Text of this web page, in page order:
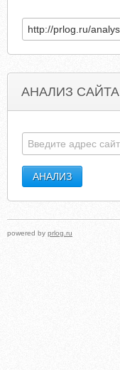
АНАЛИЗ САЙТА
powered by prlog.ru